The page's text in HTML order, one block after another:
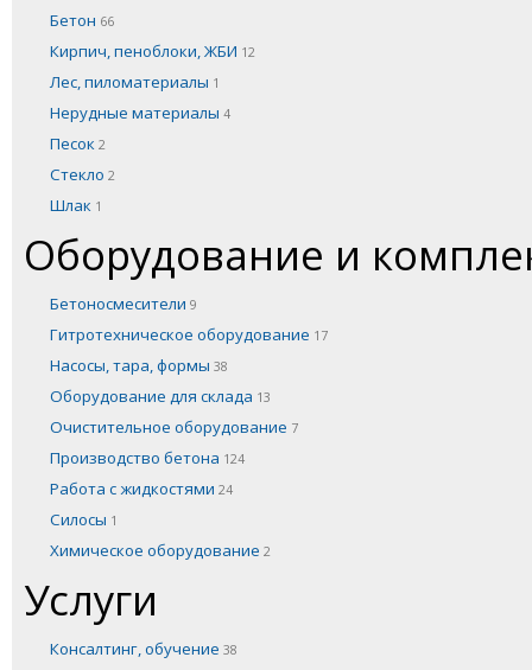
Бетон 66
Кирпич, пеноблоки, ЖБИ 12
Лес, пиломатериалы 1
Нерудные материалы 4
Песок 2
Стекло 2
Шлак 1
Оборудование и
Бетоносмесители 9
Гитротехническое оборудование 17
Насосы, тара, формы 38
Оборудование для склада 13
Очистительное оборудование 7
Производство бетона 124
Работа с жидкостями 24
Силосы 1
Химическое оборудование 2
Услуги
Консалтинг, обучение 38